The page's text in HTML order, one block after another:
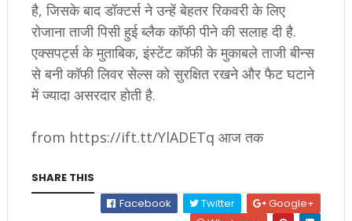
है, जिसके बाद डॉक्टर्स ने उन्हें बेहतर रिकवरी के लिए
रोजाना ताजी पिसी हुई ब्लैक कॉफी पीने की सलाह दी है.
एक्सपर्ट्स के मुताबिक, इंस्टेंट कॉफी के मुकाबले ताजी बीन्स
से बनी कॉफी लिवर सेल्स को सुरक्षित रखने और फैट घटाने
में ज्यादा असरदार होती है.
from https://ift.tt/YlADETq आज तक
SHARE THIS
Facebook
Twitter
Google+